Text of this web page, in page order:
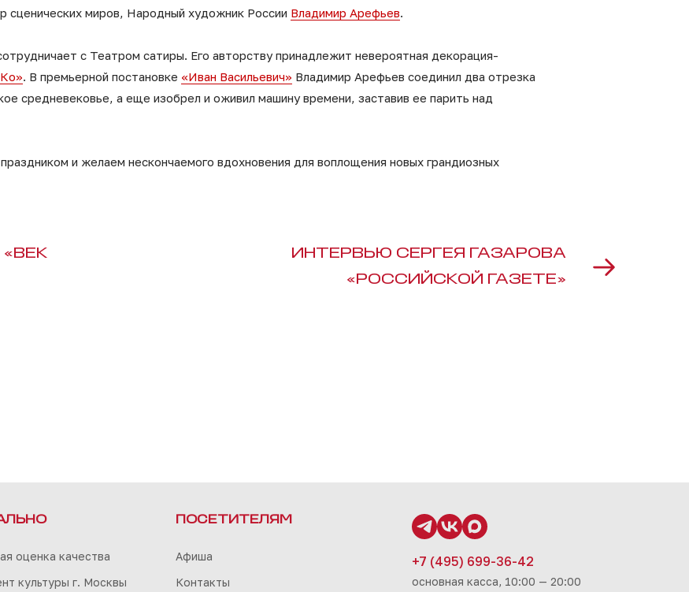
сценических миров, Народный художник России Владимир Арефьев.
с Театром сатиры. Его авторству принадлежит невероятная декорация-
. В премьерной постановке «Иван Васильевич» Владимир Арефьев соединил два отрезка
средневековье, а еще изобрел и оживил машину времени, заставив ее парить над
и желаем нескончаемого вдохновения для воплощения новых грандиозных
ИНТЕРВЬЮ СЕРГЕЯ ГАЗАРОВА
«РОССИЙСКОЙ ГАЗЕТЕ»
оценка качества
культуры г. Москвы
ПОСЕТИТЕЛЯМ
Афиша
Контакты
+7 (495) 699-36-42
основная касса, 10:00 — 20:00